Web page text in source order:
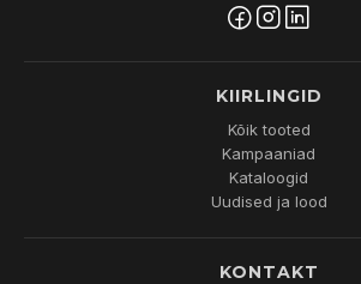
KIIRLINGID
Kõik tooted
Kampaaniad
Kataloogid
Uudised ja lood
KONTAKT